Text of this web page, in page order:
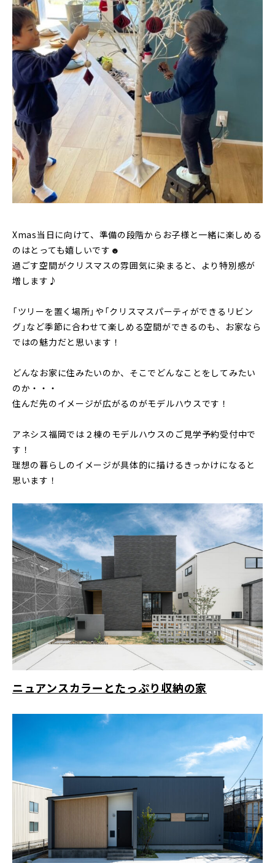
Xmas当日に向けて、準備の段階からお子様と一緒に楽しめる
のはとっても嬉しいです☻
過ごす空間がクリスマスの雰囲気に染まると、より特別感が
増します♪
「ツリーを置く場所」や「クリスマスパーティができるリビン
グ」など季節に合わせて楽しめる空間ができるのも、お家なら
ではの魅力だと思います！
どんなお家に住みたいのか、そこでどんなことをしてみたい
のか・・・
住んだ先のイメージが広がるのがモデルハウスです！
アネシス福岡では２棟のモデルハウスのご見学予約受付中で
す！
理想の暮らしのイメージが具体的に描けるきっかけになると
思います！
ニュアンスカラーとたっぷり収納の家